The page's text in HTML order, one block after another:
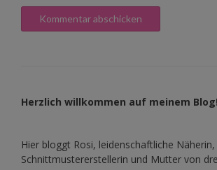
Herzlich willkommen auf meinem Blog!
Hier bloggt Rosi, leidenschaftliche Näherin,
Schnittmustererstellerin und Mutter von